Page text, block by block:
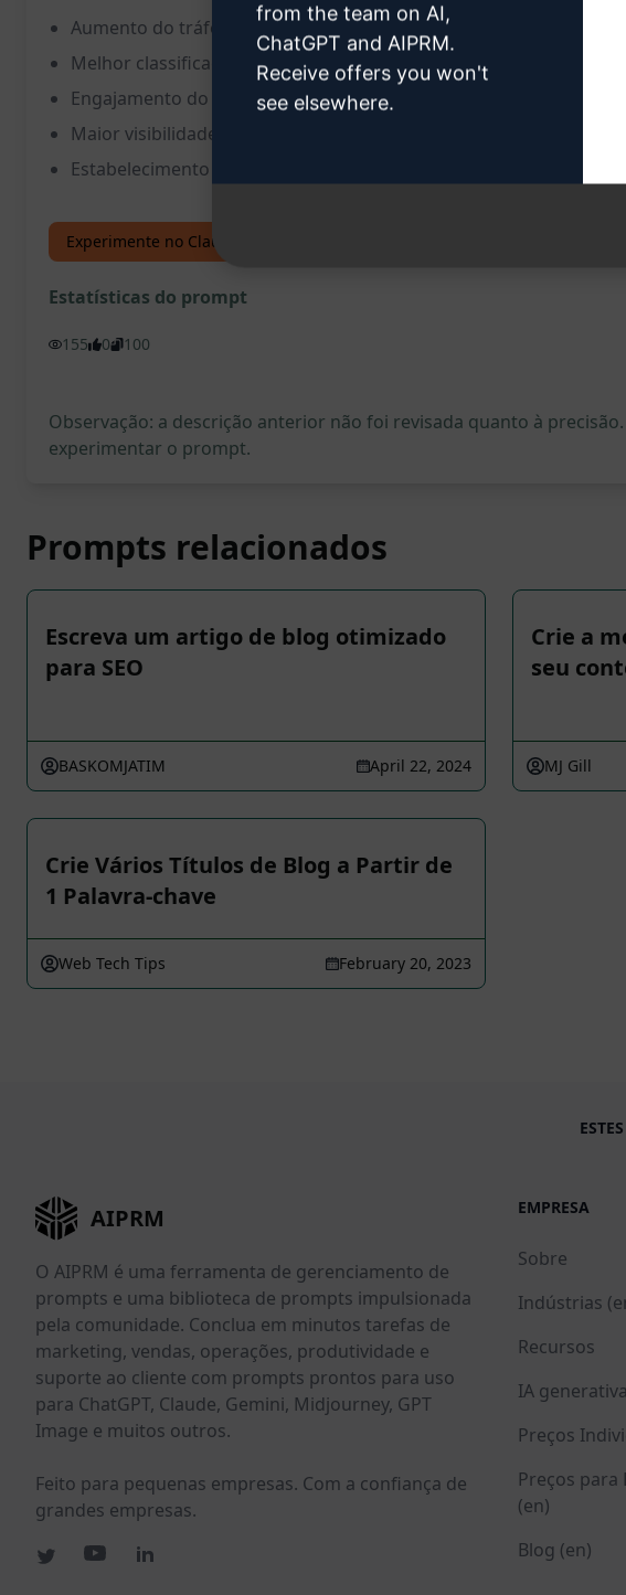
Aumento do tráfego orgânico do site
Melhor classificação nos resultados de pesquisa
Engajamento do público-alvo
Maior visibilidade online
Estabelecimento de autoridade no setor
Experimente no Claude
Estatísticas do prompt
155 0 100
Observação: a descrição anterior não foi revisada quanto à
experimentar o prompt.
Prompts relacionados
Escreva um artigo de blog otimizado
para SEO
BASKOMJATIM April 22, 2024
Crie a
seu
MJ Gill
Crie Vários Títulos de Blog a Partir de
1 Palavra-chave
Web Tech Tips February 20, 2023
AIPRM
O AIPRM é uma ferramenta de gerenciamento de
prompts e uma biblioteca de prompts impulsionada
pela comunidade. Conclua em minutos tarefas de
marketing, vendas, operações, produtividade e
suporte ao cliente com prompts prontos para uso
para ChatGPT, Claude, Gemini, Midjourney, GPT
Image e muitos outros.
Feito para pequenas empresas. Com a confiança de
grandes empresas.
EMPRESA
Sobre
Indústrias
Recursos
IA generativa
Preços
Preços para
(en)
Blog (en)
from the team on AI,
ChatGPT and AIPRM.
Receive offers you won't
see elsewhere.